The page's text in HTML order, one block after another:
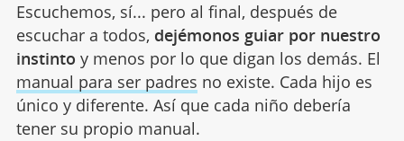
Escuchemos, sí... pero al final, después de
escuchar a todos, dejémonos guiar por nuestro
instinto y menos por lo que digan los demás. El
manual para ser padres no existe. Cada hijo es
único y diferente. Así que cada niño debería
tener su propio manual.